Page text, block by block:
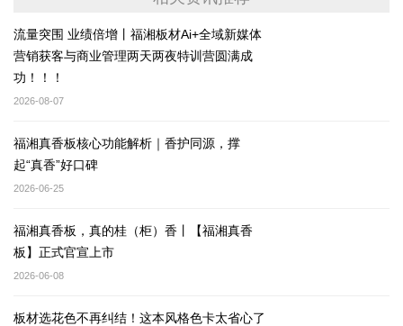
流量突围 业绩倍增丨福湘板材Ai+全域新媒体
营销获客与商业管理两天两夜特训营圆满成
功！！！
2026-08-07
福湘真香板核心功能解析｜香护同源，撑
起“真香”好口碑
2026-06-25
福湘真香板，真的桂（柜）香丨【福湘真香
板】正式官宣上市
2026-06-08
板材选花色不再纠结！这本风格色卡太省心了